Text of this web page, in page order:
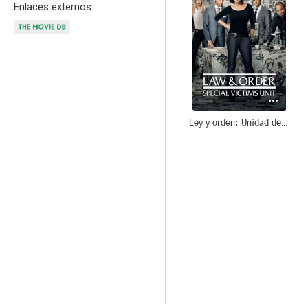
Enlaces externos
Ley y orden: Unidad de Víctimas Especiales